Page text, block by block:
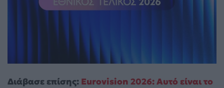
Διάβασε επίσης: Eurovision 2026: Αυτό είναι το